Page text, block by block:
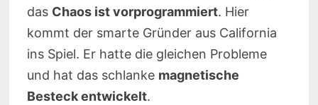
das Chaos ist vorprogrammiert. Hier
kommt der smarte Gründer aus California
ins Spiel. Er hatte die gleichen Probleme
und hat das schlanke magnetische
Besteck entwickelt.